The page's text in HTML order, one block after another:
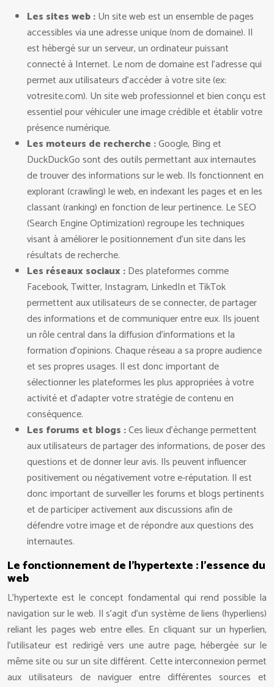
Les sites web :Un site web est un ensemble de pages
accessibles via une adresse unique (nom de domaine). Il
est hébergé sur un serveur, un ordinateur puissant
connecté à Internet. Le nom de domaine est l’adresse qui
permet aux utilisateurs d’accéder à votre site (ex:
votresite.com). Un site web professionnel et bien conçu est
essentiel pour véhiculer une image crédible et établir votre
présence numérique.
Les moteurs de recherche :Google, Bing et
DuckDuckGo sont des outils permettant aux internautes
de trouver des informations sur le web. Ils fonctionnent en
explorant (crawling) le web, en indexant les pages et en les
classant (ranking) en fonction de leur pertinence. Le SEO
(Search Engine Optimization) regroupe les techniques
visant à améliorer le positionnement d’un site dans les
résultats de recherche.
Les réseaux sociaux :Des plateformes comme
Facebook, Twitter, Instagram, LinkedIn et TikTok
permettent aux utilisateurs de se connecter, de partager
des informations et de communiquer entre eux. Ils jouent
un rôle central dans la diffusion d’informations et la
formation d’opinions. Chaque réseau a sa propre audience
et ses propres usages. Il est donc important de
sélectionner les plateformes les plus appropriées à votre
activité et d’adapter votre stratégie de contenu en
conséquence.
Les forums et blogs :Ces lieux d’échange permettent
aux utilisateurs de partager des informations, de poser des
questions et de donner leur avis. Ils peuvent influencer
positivement ou négativement votre e-réputation. Il est
donc important de surveiller les forums et blogs pertinents
et de participer activement aux discussions afin de
défendre votre image et de répondre aux questions des
internautes.
Le fonctionnement de l’hypertexte : l’essence du
web
L’hypertexte est le concept fondamental qui rend possible la
navigation sur le web. Il s’agit d’un système de liens (hyperliens)
reliant les pages web entre elles. En cliquant sur un hyperlien,
l’utilisateur est redirigé vers une autre page, hébergée sur le
même site ou sur un site différent. Cette interconnexion permet
aux utilisateurs de naviguer entre différentes sources et